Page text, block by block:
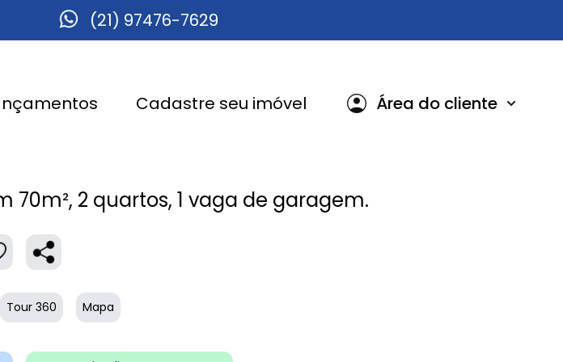
(21) 97476-7629
Cadastre seu imóvel Área do cliente
2 quartos, 1 vaga de garagem.
Tour 360 Mapa